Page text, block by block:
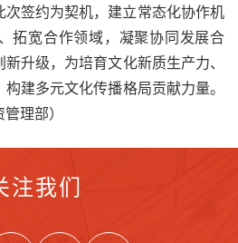
签约为契机，建立常态化协作机
拓宽合作领域，凝聚协同发展合
升级，为培育文化新质生产力、
建多元文化传播格局贡献力量。
理部）
注我们